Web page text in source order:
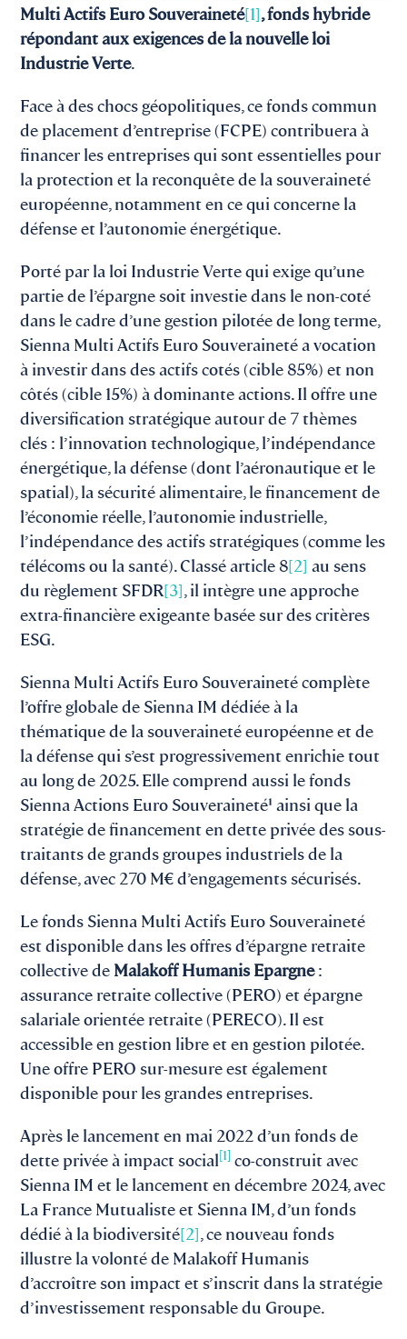
Multi Actifs Euro Souveraineté[1], fonds hybride
répondant aux exigences de la nouvelle loi
Industrie Verte.
Face à des chocs géopolitiques, ce fonds commun
de placement d’entreprise (FCPE) contribuera à
financer les entreprises qui sont essentielles pour
la protection et la reconquête de la souveraineté
européenne, notamment en ce qui concerne la
défense et l’autonomie énergétique.
Porté par la loi Industrie Verte qui exige qu’une
partie de l’épargne soit investie dans le non-coté
dans le cadre d’une gestion pilotée de long terme,
Sienna Multi Actifs Euro Souveraineté a vocation
à investir dans des actifs cotés (cible 85%) et non
côtés (cible 15%) à dominante actions. Il offre une
diversification stratégique autour de 7 thèmes
clés : l’innovation technologique, l’indépendance
énergétique, la défense (dont l’aéronautique et le
spatial), la sécurité alimentaire, le financement de
l’économie réelle, l’autonomie industrielle,
l’indépendance des actifs stratégiques (comme les
télécoms ou la santé). Classé article 8[2] au sens
du règlement SFDR[3], il intègre une approche
extra-financière exigeante basée sur des critères
ESG.
Sienna Multi Actifs Euro Souveraineté complète
l’offre globale de Sienna IM dédiée à la
thématique de la souveraineté européenne et de
la défense qui s’est progressivement enrichie tout
au long de 2025. Elle comprend aussi le fonds
Sienna Actions Euro Souveraineté¹ ainsi que la
stratégie de financement en dette privée des sous-
traitants de grands groupes industriels de la
défense, avec 270 M€ d’engagements sécurisés.
Le fonds Sienna Multi Actifs Euro Souveraineté
est disponible dans les offres d’épargne retraite
collective de Malakoff Humanis Epargne:
assurance retraite collective (PERO) et épargne
salariale orientée retraite (PERECO). Il est
accessible en gestion libre et en gestion pilotée.
Une offre PERO sur-mesure est également
disponible pour les grandes entreprises.
Après le lancement en mai 2022 d’un fonds de
dette privée à impact social[1] co-construit avec
Sienna IM et le lancement en décembre 2024, avec
La France Mutualiste et Sienna IM, d’un fonds
dédié à la biodiversité[2], ce nouveau fonds
illustre la volonté de Malakoff Humanis
d’accroître son impact et s’inscrit dans la stratégie
d’investissement responsable du Groupe.